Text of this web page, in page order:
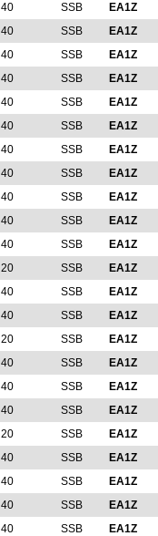
40 SSB EA1Z
40 SSB EA1Z
40 SSB EA1Z
40 SSB EA1Z
40 SSB EA1Z
40 SSB EA1Z
40 SSB EA1Z
40 SSB EA1Z
40 SSB EA1Z
40 SSB EA1Z
40 SSB EA1Z
20 SSB EA1Z
40 SSB EA1Z
40 SSB EA1Z
20 SSB EA1Z
40 SSB EA1Z
40 SSB EA1Z
40 SSB EA1Z
20 SSB EA1Z
40 SSB EA1Z
40 SSB EA1Z
40 SSB EA1Z
40 SSB EA1Z